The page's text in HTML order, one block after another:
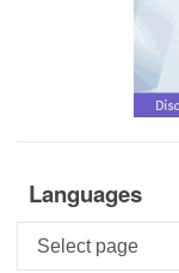
Languages
Languages